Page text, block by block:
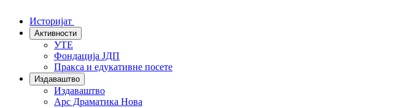
Историјат
Активности
УТЕ
Фондација ЈДП
Пракса и едукативне посете
Издаваштво
Издаваштво
Арс Драматика Нова